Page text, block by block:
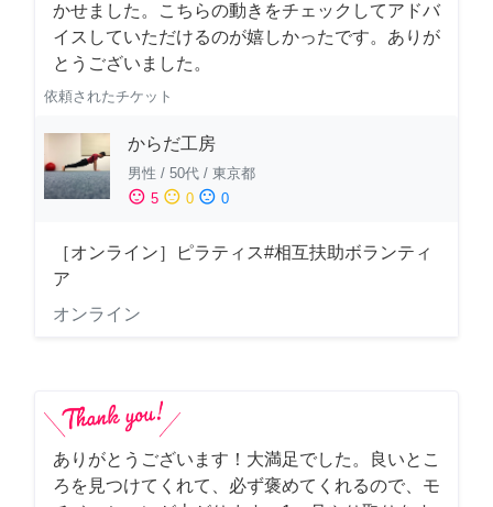
かせました。こちらの動きをチェックしてアドバ
イスしていただけるのが嬉しかったです。ありが
とうございました。
依頼されたチケット
からだ工房
男性 / 50代 / 東京都
sentiment_satisfied 5 sentiment_neutral 0 sentiment_dissatisfied 0
［オンライン］ピラティス#相互扶助ボランティ
ア
オンライン
ありがとうございます！大満足でした。良いとこ
ろを見つけてくれて、必ず褒めてくれるので、モ